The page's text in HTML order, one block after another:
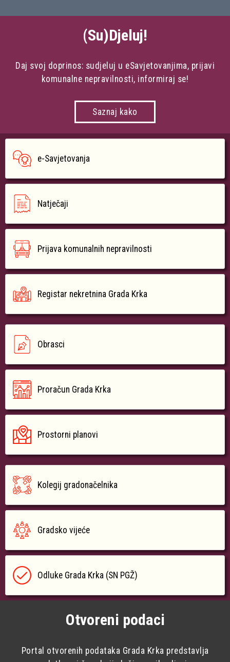
(Su)Djeluj!
Daj svoj doprinos: sudjeluj u eSavjetovanjima, prijavi
komunalne nepravilnosti, informiraj se!
Saznaj kako
e-Savjetovanja
Natječaji
Prijava komunalnih nepravilnosti
Registar nekretnina Grada Krka
Obrasci
Proračun Grada Krka
Prostorni planovi
Kolegij gradonačelnika
Gradsko vijeće
Odluke Grada Krka (SN PGŽ)
Otvoreni podaci
Portal otvorenih podataka Grada Krka predstavlja